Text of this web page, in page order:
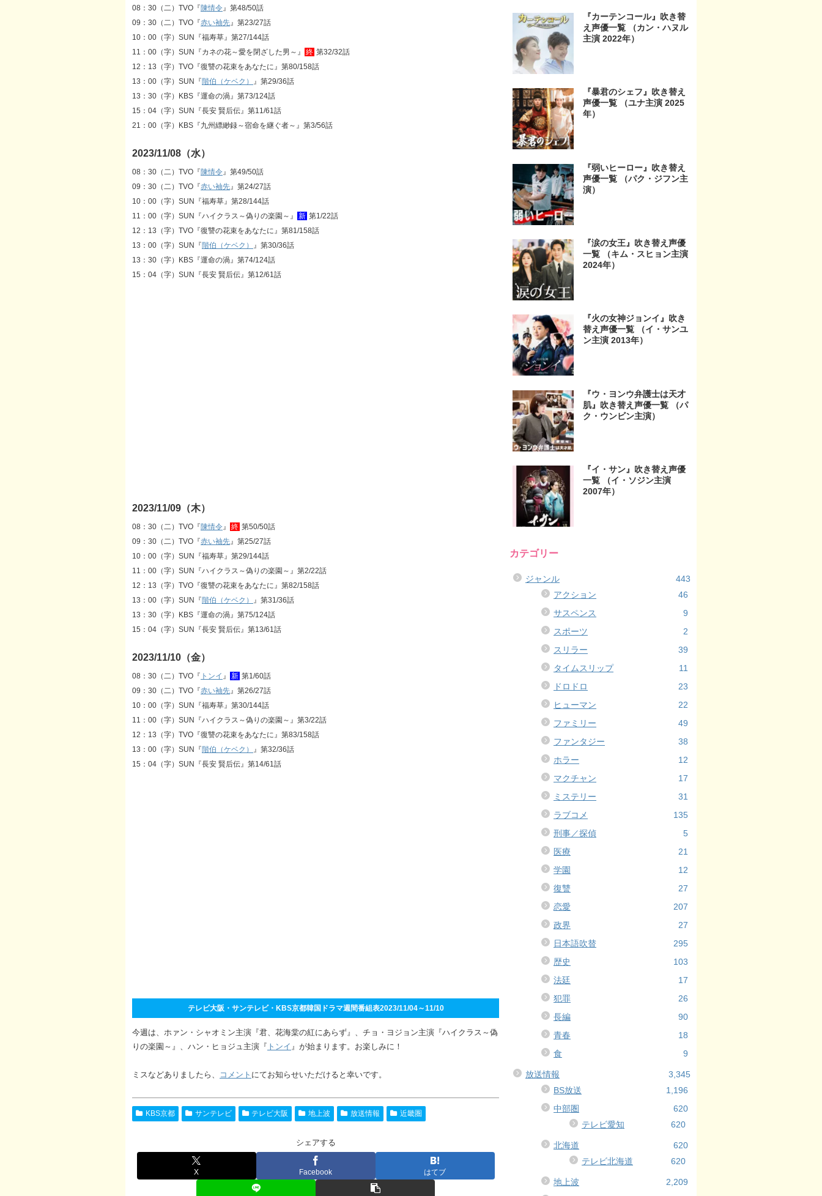
08：30（二）TVO『陳情令』第48/50話
09：30（二）TVO『赤い袖先』第23/27話
10：00（字）SUN『福寿草』第27/144話
11：00（字）SUN『カネの花～愛を閉ざした男～』
終 第32/32話
12：13（字）TVO『復讐の花束をあなたに』第80/158話
13：00（字）SUN『階伯（ケベク） 』第29/36話
13：30（字）KBS『運命の渦』第73/124話
15：04（字）SUN『長安 賢后伝』第11/61話
21：00（字）KBS『九州縹緲録～宿命を継ぐ者～』第3/56話
2023/11/08（水）
08：30（二）TVO『陳情令』第49/50話
09：30（二）TVO『赤い袖先』第24/27話
10：00（字）SUN『福寿草』第28/144話
11：00（字）SUN『ハイクラス～偽りの楽園～』
新 第1/22話
12：13（字）TVO『復讐の花束をあなたに』第81/158話
13：00（字）SUN『階伯（ケベク） 』第30/36話
13：30（字）KBS『運命の渦』第74/124話
15：04（字）SUN『長安 賢后伝』第12/61話
2023/11/09（木）
08：30（二）TVO『陳情令 』 終 第50/50話
09：30（二）TVO『赤い袖先 』第25/27話
10：00（字）SUN『福寿草』第29/144話
11：00（字）SUN『ハイクラス～偽りの楽園～』第2/22話
12：13（字）TVO『復讐の花束をあなたに』第82/158話
13：00（字）SUN『階伯（ケベク）
』第31/36話
13：30（字）KBS『運命の渦』第75/124話
15：04（字）SUN『長安 賢后伝』第13/61話
2023/11/10（金）
08：30（二）TVO『 トンイ 』 新 第1/60話
09：30（二）TVO『赤い袖先 』第26/27話
10：00（字）SUN『福寿草』第30/144話
11：00（字）SUN『ハイクラス～偽りの楽園～』第3/22話
12：13（字）TVO『復讐の花束をあなたに』第83/158話
13：00（字）SUN『階伯（ケベク）
』第32/36話
15：04（字）SUN『長安 賢后伝』第14/61話
テレビ大阪・サンテレビ・KBS京都韓国ドラマ週間番組表2023/11/04～11/10
今週は、ホァン・シャオミン主演『君、花海棠の紅にあらず』、チョ・ヨジョン主演『ハイクラス～偽
りの楽園～』、ハン・ヒョジュ主演『 トンイ 』が始まります。お楽しみに！
ミスなどありましたら、 コメント にてお知らせいただけると幸いです。
KBS京都 サンテレビ テレビ大阪 地上波 放送情報 近畿圏
シェアする
X Facebook はてブ
『カーテンコール』吹き替
え声優一覧 （カン・ハヌル
主演 2022年）
『暴君のシェフ』吹き替え
声優一覧 （ユナ主演 2025
年）
『弱いヒーロー』吹き替え
声優一覧 （パク・ジフン主
演）
『涙の女王』吹き替え声優
一覧 （キム・スヒョン主演
2024年）
『火の女神ジョンイ』吹き
替え声優一覧 （イ・サンユ
ン主演 2013年）
『ウ・ヨンウ弁護士は天才
肌』吹き替え声優一覧 （パ
ク・ウンビン主演）
『イ・サン』吹き替え声優
一覧 （イ・ソジン主演
2007年）
カテゴリー
ジャンル
443
アクション
46
サスペンス
9
スポーツ
2
スリラー
39
タイムスリップ
11
ドロドロ
23
ヒューマン
22
ファミリー
49
ファンタジー
38
ホラー
12
マクチャン
17
ミステリー
31
ラブコメ
135
刑事／探偵
5
医療
21
学園
12
復讐
27
恋愛
207
政界
27
日本語吹替
295
歴史
103
法廷
17
犯罪
26
長編
90
青春
18
食
9
放送情報
3,345
BS放送
1,196
中部圏
620
テレビ愛知
620
北海道
620
テレビ北海道
620
地上波
2,209